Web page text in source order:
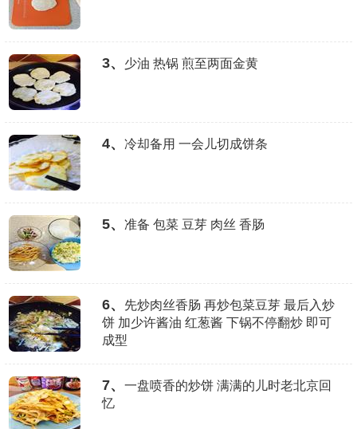
3、 少油 热锅 煎至两面金黄
4、 冷却备用 一会儿切成饼条
5、 准备 包菜 豆芽 肉丝 香肠
6、
先炒肉丝香肠 再炒包菜豆芽 最后入炒
饼 加少许酱油 红葱酱 下锅不停翻炒 即可
成型
7、
一盘喷香的炒饼 满满的儿时老北京回
忆